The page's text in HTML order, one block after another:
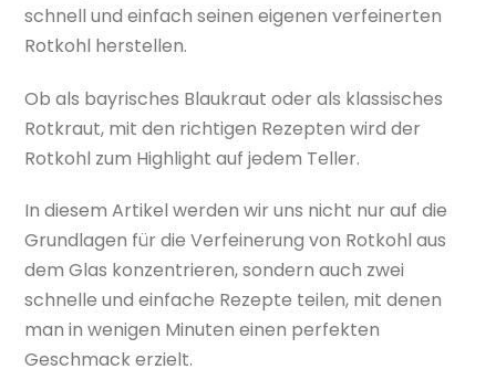
schnell und einfach seinen eigenen verfeinerten
Rotkohl herstellen.
Ob als bayrisches Blaukraut oder als klassisches
Rotkraut, mit den richtigen Rezepten wird der
Rotkohl zum Highlight auf jedem Teller.
In diesem Artikel werden wir uns nicht nur auf die
Grundlagen für die Verfeinerung von Rotkohl aus
dem Glas konzentrieren, sondern auch zwei
schnelle und einfache Rezepte teilen, mit denen
man in wenigen Minuten einen perfekten
Geschmack erzielt.